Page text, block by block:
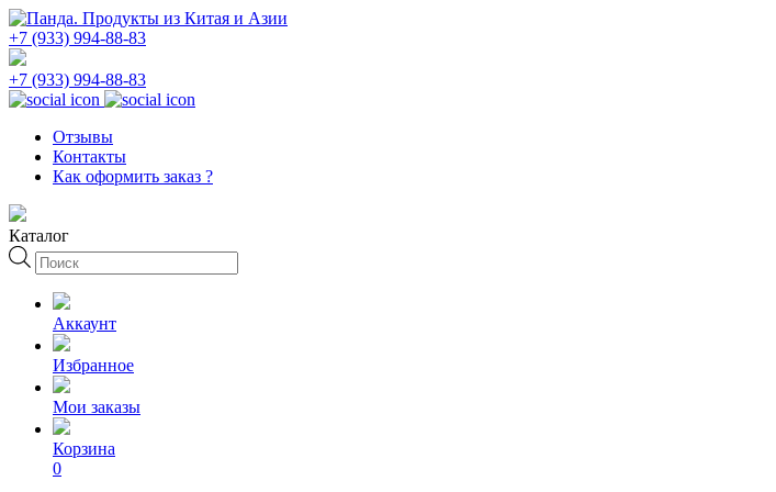
+7 (933) 994-88-83
+7 (933) 994-88-83
Отзывы
Контакты
Как оформить заказ ?
Каталог
Поиск
товаров
Аккаунт
Избранное
Мои заказы
Корзина
0